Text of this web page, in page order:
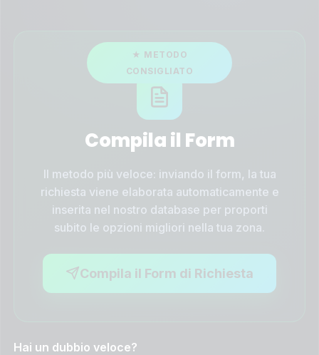
Compila il Form
Il metodo più veloce: inviando il form, la tua
richiesta viene elaborata automaticamente e
inserita nel nostro database per proporti
subito le opzioni migliori nella tua zona.
Compila il Form di Richiesta
Hai un dubbio veloce?